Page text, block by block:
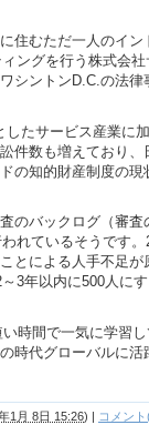
に住むただ一人のイ
ングを行う株式会
シントンD.C.の法
たサービス産業に
件数も増えており、
の知的財産制度の
のバックログ（審査
れているそうです
とによる人手不足が
3年以内に500人に
時間で一気に学習
時代グローバルに活
1月 8日 15:26) | コメン